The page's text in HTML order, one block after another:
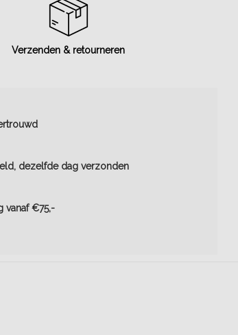
Verzenden & retourneren
dezelfde dag verzonden
vanaf €75,-